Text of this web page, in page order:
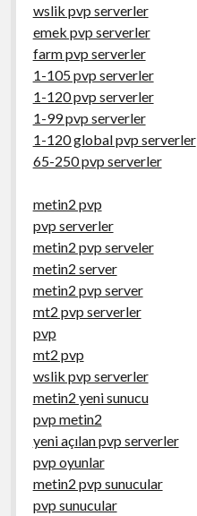
wslik pvp serverler
emek pvp serverler
farm pvp serverler
1-105 pvp serverler
1-120 pvp serverler
1-99 pvp serverler
1-120 global pvp serverler
65-250 pvp serverler
metin2 pvp
pvp serverler
metin2 pvp serveler
metin2 server
metin2 pvp server
mt2 pvp serverler
pvp
mt2 pvp
wslik pvp serverler
metin2 yeni sunucu
pvp metin2
yeni açılan pvp serverler
pvp oyunlar
metin2 pvp sunucular
pvp sunucular